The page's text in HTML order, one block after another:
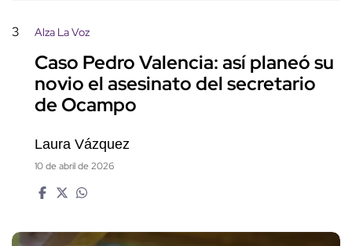
3 Alza La Voz
Caso Pedro Valencia: así planeó su
novio el asesinato del secretario
de Ocampo
Laura Vázquez
10 de abril de 2026